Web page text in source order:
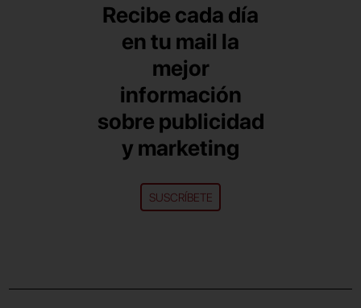
Recibe cada día
en tu mail la
mejor
información
sobre publicidad
y marketing
SUSCRÍBETE